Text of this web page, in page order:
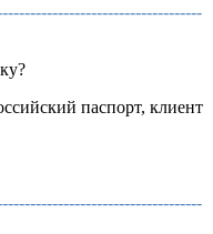
паспорт, клиент